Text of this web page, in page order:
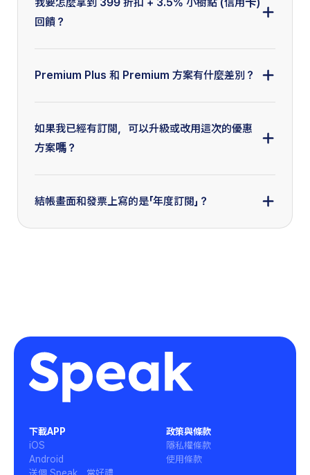
完整權益 90 天，期間內可隨時取消。
Plus 年度方案續訂。
回饋？
App」並註冊會員，領取限時 CUBE 信用卡卡友
2. 回到本活動頁（即此頁）選擇方案，在結帳畫面點
選「Discount」並輸入折扣碼（大小寫皆可）。
3. 結帳時使用國泰世華CUBE信用卡並記得切換至
「好薪情」權益，即可享有 3.5% 小樹點（信用卡）回
饋！
其他頁面無法使用。
Premium Plus 和 Premium 方案有什麼差別？
對話（如職場簡報、出國旅遊、雅思口試），推薦選
擇 Premium Plus！這個方案提供最完整的 Speak
特別適合需要高強度練習的進階學習者。 想了解更
詳細的差異？歡迎參考這篇完整說明 FAQ 或聯絡中
文客服團隊進一步為你說明：
support@usespeak.com
如果我已經有訂閱，可以升級或改用這次的優惠
方案嗎？
設計，無法直接套用在現有訂閱上。如果你希望使用
目前的帳號狀態，歡迎聯絡 Speak 中文客服團隊，
結帳畫面和發票上寫的是「年度訂閱」？
政策與條款
隱私權條款
使用條款
下載APP
iOS
Android